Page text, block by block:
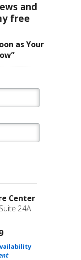
and
free
as Your
Center
24A